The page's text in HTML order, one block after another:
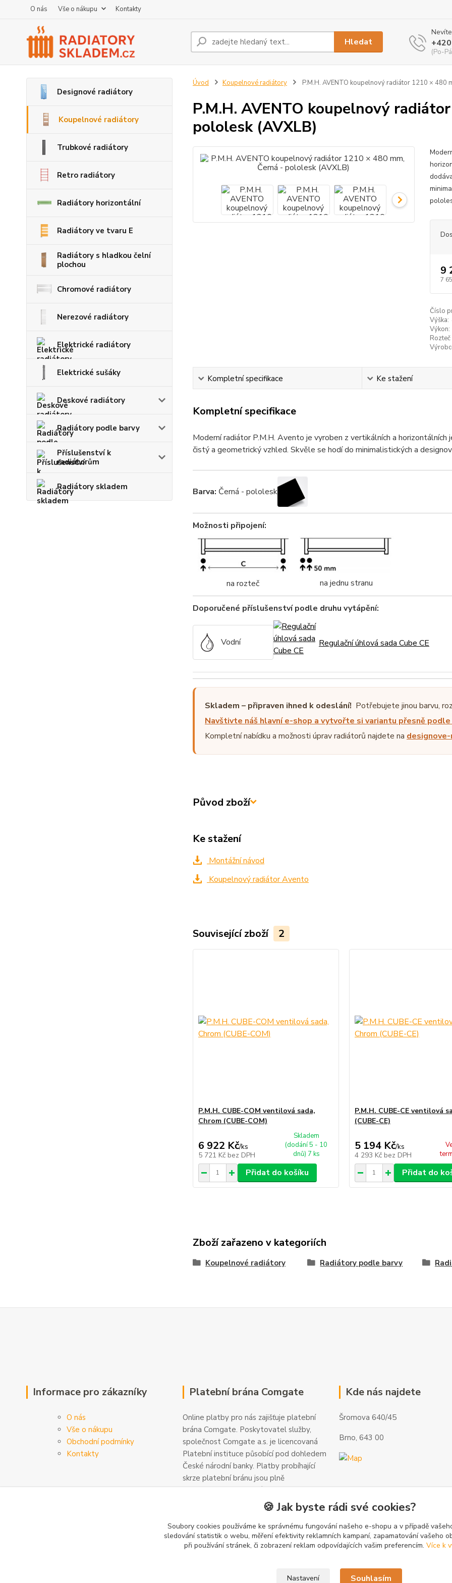
O nás Vše o nákupu Kontakty
Hledat
(Po-
Designové radiátory
Koupelnové radiátory
Trubkové radiátory
Retro radiátory
Radiátory horizontální
Radiátory ve tvaru E
Radiátory s hladkou čelní
plochou
Chromové radiátory
Nerezové radiátory
Elektrické radiátory
Elektrické sušáky
Deskové radiátory
Radiátory podle barvy
Příslušenství k
radiátorům
Radiátory skladem
Úvod Koupelnové radiátory P.M.H. AVENTO koupelnový radiátor 1210 × 480
P.M.H. AVENTO koupelnový
pololesk (AVXLB)
9
7
Číslo
Výška:
Výkon:
Kompletní specifikace Ke stažení
Kompletní specifikace
Moderní radiátor P.M.H. Avento je vyroben z vertikálních a
čistý a geometrický vzhled. Skvěle se hodí do minimalistických a
Barva: Černá - pololesk
Možnosti připojení:
na rozteč na jednu stranu
Doporučené příslušenství podle druhu vytápění:
Vodní Regulační úhlová sada Cube CE
Skladem – připraven ihned k odeslání! Potřebujete jinou barvu,
Navštivte náš hlavní e-shop a vytvořte si variantu přesně
Kompletní nabídku a možnosti úprav radiátorů najdete na
Původ zboží
Ke stažení
Montážní návod
Koupelnový radiátor Avento
Související zboží 2
P.M.H. CUBE-COM ventilová sada,
Chrom (CUBE-COM)
6 922 Kč/ks
5 721 Kč bez DPH
Skladem
(dodání 5 - 10
dnů) 7 ks
Přidat do košíku
P.M.H. CUBE-CE ventilová
(CUBE-CE)
5 194 Kč/ks
4 293 Kč bez DPH
Přidat do
Zboží zařazeno v kategoriích
Koupelnové radiátory Radiátory podle barvy
Informace pro zákazníky
O nás
Vše o nákupu
Obchodní podmínky
Kontakty
Platební brána Comgate
Online platby pro nás zajišťuje platební
brána Comgate. Poskytovatel služby,
společnost Comgate a.s. je licencovaná
Platební instituce působící pod dohledem
České národní banky. Platby probíhající
skrze platební bránu jsou plně
zabezpečeny a veškeré informace jsou
šifrovány. Další informace a kontakty
Kde nás najdete
Šromova 640/45
Brno, 643 00
🍪 Jak byste rádi své cookies?
Soubory cookies používáme ke správnému fungování našeho e-shopu a v případě
sledování statistik o webu, měření efektivity reklamních kampaní, zapamatování vašeho
při používání stránek, či zobrazení reklam odpovídajících vašim preferencím. Více k
Nastavení Souhlasím